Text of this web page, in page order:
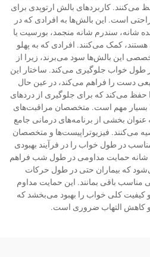
کاربردهای بالش ارتوپدی برای
است. این بالش‌ها به افرادی که در
شانه، سندرم شانه منجمد، بورسیت یا
کمک می‌کنند. افرادی که به پهلو
این بالش‌ها سود می‌برند، زیرا از
طول خواب جلوگیری می‌کند. ساختار این
دست را فراهم می‌کند، در عین حال
می‌کند که برای جلوگیری از دردهای
بسیار مهم است. متخصصان مراقبت‌های
عنوان بخشی از برنامه‌های درمانی جامع
می‌کنند. فیزیوتراپیست‌ها و متخصصان
در طول خواب را در فرآیند بهبودی
شانه حمایت مداومی در طول شب فراهم
که بیماران حتی در طول حرکات
مناسب باقی بمانند. این حمایت مداوم
کیفیت کلی خواب را بهبود می‌بخشد که
و کاهش التهاب ضروری است.